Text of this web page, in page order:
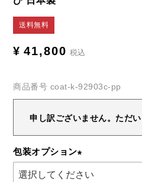
送料無料
¥ 41,800 税込
商品番号 coat-k-92903c-pp
申し訳ございません。ただ
包装オプション
(必